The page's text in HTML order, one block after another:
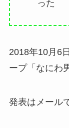
った
2018年10月6
ープ「なにわ
発表はメール